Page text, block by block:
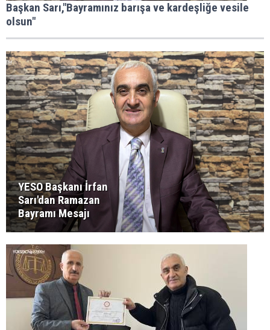
Başkan Sarı,"Bayramınız barışa ve kardeşliğe vesile
olsun"
YESO Başkanı İrfan
Sarı'dan Ramazan
Bayramı Mesajı